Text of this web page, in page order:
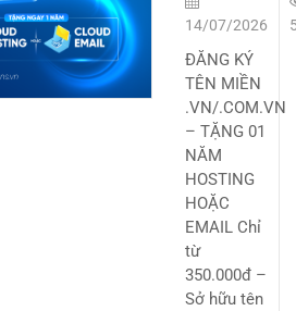
– TẶNG 01
NĂM
HOSTING
HOẶC
14/07/2026
ĐĂNG KÝ
TÊN MIỀN
.VN/.COM.VN
– TẶNG 01
NĂM
HOSTING
HOẶC
EMAIL Chỉ
từ
350.000đ –
Sở hữu tên